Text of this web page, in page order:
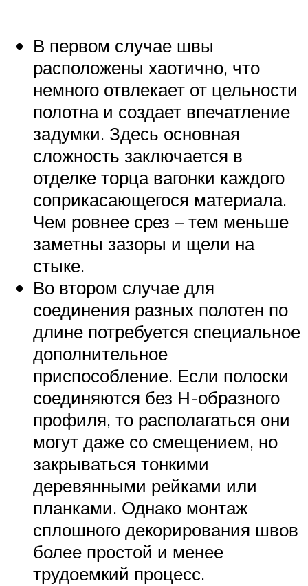
В первом случае швы
расположены хаотично, что
немного отвлекает от цельности
полотна и создает впечатление
задумки. Здесь основная
сложность заключается в
отделке торца вагонки каждого
соприкасающегося материала.
Чем ровнее срез – тем меньше
заметны зазоры и щели на
стыке.
Во втором случае для
соединения разных полотен по
длине потребуется специальное
дополнительное
приспособление. Если полоски
соединяются без Н-образного
профиля, то располагаться они
могут даже со смещением, но
закрываться тонкими
деревянными рейками или
планками. Однако монтаж
сплошного декорирования швов
более простой и менее
трудоемкий процесс.